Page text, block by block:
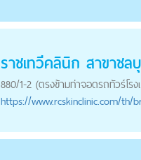
ราชเทวีคลินิก สาขาชล
880/1-2 (ตรงข้ามท่าจอดรถทัวร์โ
https://www.rcskinclinic.com/th/